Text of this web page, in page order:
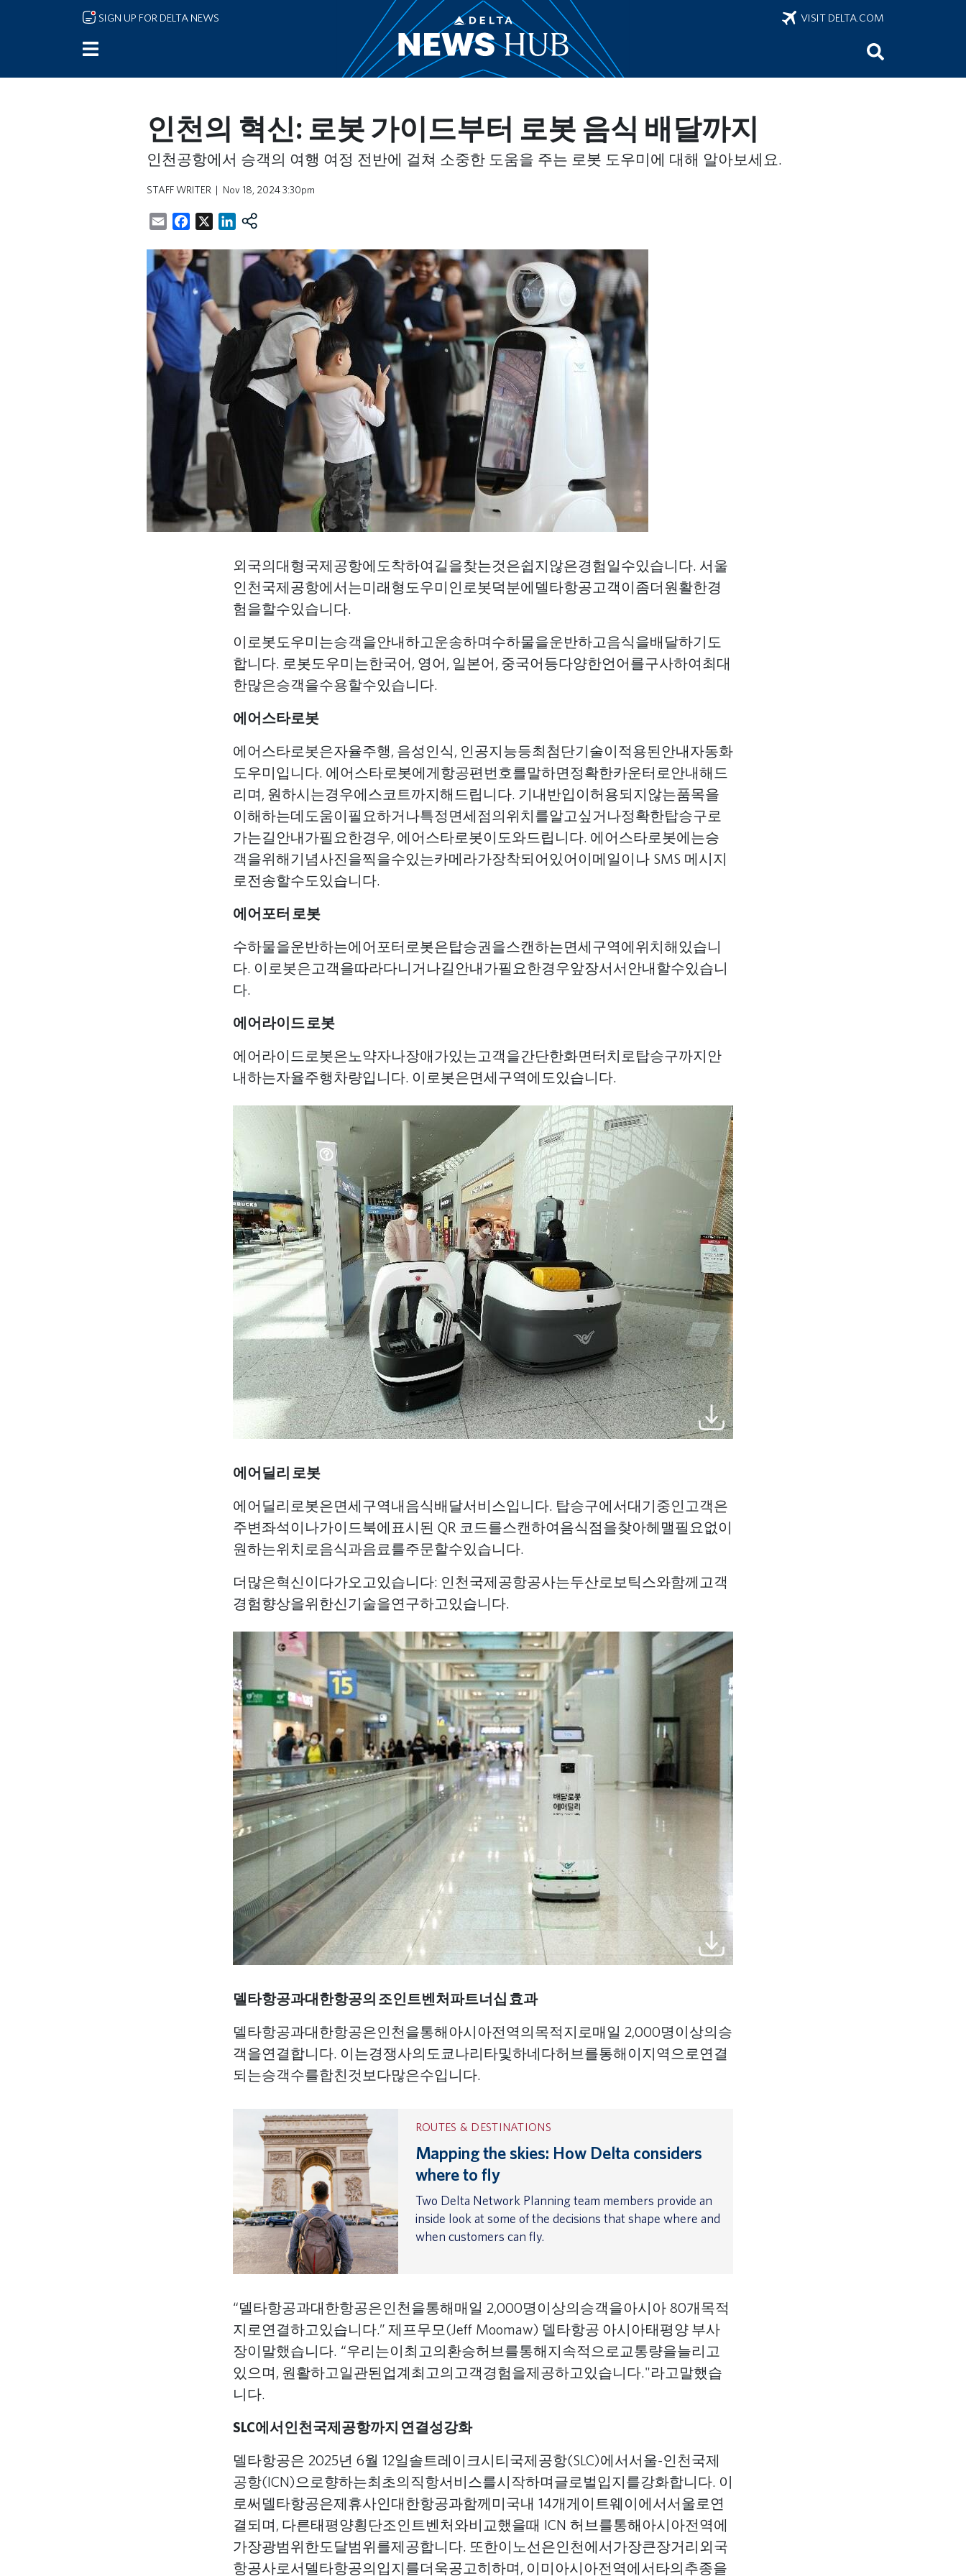
Skip to main content
SIGN UP FOR DELTA NEWS VISIT DELTA.COM
인천의 혁신: 로봇 가이드부터 로봇 음식 배달까지
인천공항에서 승객의 여행 여정 전반에 걸쳐 소중한 도움을 주는 로봇 도우미에 대해 알아보세요.
STAFF WRITER Nov 18, 2024 3:30pm
EmailFacebookLinkedIn
외국의대형국제공항에도착하여길을찾는것은쉽지않은경험일수있습니다. 서울
인천국제공항에서는미래형도우미인로봇덕분에델타항공고객이좀더원활한경
험을할수있습니다.
이로봇도우미는승객을안내하고운송하며수하물을운반하고음식을배달하기도
합니다. 로봇도우미는한국어, 영어, 일본어, 중국어등다양한언어를구사하여최대
한많은승객을수용할수있습니다.
에어스타로봇
에어스타로봇은자율주행, 음성인식, 인공지능등최첨단기술이적용된안내자동화
도우미입니다. 에어스타로봇에게항공편번호를말하면정확한카운터로안내해드
리며, 원하시는경우에스코트까지해드립니다. 기내반입이허용되지않는품목을
이해하는데도움이필요하거나특정면세점의위치를알고싶거나정확한탑승구로
가는길안내가필요한경우, 에어스타로봇이도와드립니다. 에어스타로봇에는승
객을위해기념사진을찍을수있는카메라가장착되어있어이메일이나 SMS 메시지
로전송할수도있습니다.
에어포터 로봇
수하물을운반하는에어포터로봇은탑승권을스캔하는면세구역에위치해있습니
다. 이로봇은고객을따라다니거나길안내가필요한경우앞장서서안내할수있습니
다.
에어라이드 로봇
에어라이드로봇은노약자나장애가있는고객을간단한화면터치로탑승구까지안
내하는자율주행차량입니다. 이로봇은면세구역에도있습니다.
에어딜리 로봇
에어딜리로봇은면세구역내음식배달서비스입니다. 탑승구에서대기중인고객은
주변좌석이나가이드북에표시된 QR 코드를스캔하여음식점을찾아헤맬필요없이
원하는위치로음식과음료를주문할수있습니다.
더많은혁신이다가오고있습니다: 인천국제공항공사는두산로보틱스와함께고객
경험향상을위한신기술을연구하고있습니다.
델타항공과대한항공의 조인트벤처파트너십 효과
델타항공과대한항공은인천을통해아시아전역의목적지로매일 2,000명이상의승
객을연결합니다. 이는경쟁사의도쿄나리타및하네다허브를통해이지역으로연결
되는승객수를합친것보다많은수입니다.
ROUTES & DESTINATIONS
Mapping the skies: How Delta considers
where to fly
Two Delta Network Planning team members provide an
inside look at some of the decisions that shape where and
when customers can fly.
“델타항공과대한항공은인천을통해매일 2,000명이상의승객을아시아 80개목적
지로연결하고있습니다.” 제프무모(Jeff Moomaw) 델타항공 아시아태평양 부사
장이말했습니다. “우리는이최고의환승허브를통해지속적으로교통량을늘리고
있으며, 원활하고일관된업계최고의고객경험을제공하고있습니다."라고말했습
니다.
SLC에서인천국제공항까지 연결성강화
델타항공은 2025년 6월 12일솔트레이크시티국제공항(SLC)에서서울-인천국제
공항(ICN)으로향하는최초의직항서비스를시작하며글로벌입지를강화합니다. 이
로써델타항공은제휴사인대한항공과함께미국내 14개게이트웨이에서서울로연
결되며, 다른태평양횡단조인트벤처와비교했을때 ICN 허브를통해아시아전역에
가장광범위한도달범위를제공합니다. 또한이노선은인천에서가장큰장거리외국
항공사로서델타항공의입지를더욱공고히하며, 이미아시아전역에서타의추종을